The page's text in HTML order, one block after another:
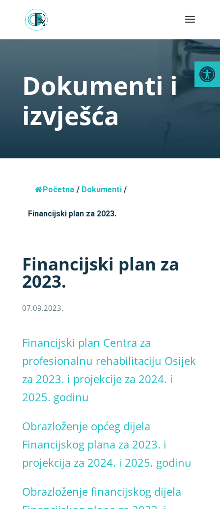
Dokumenti i
izvješća
Početna / Dokumenti /
Financijski plan za 2023.
Financijski plan za
2023.
07.09.2023.
Financijski plan Centra za
profesionalnu rehabilitaciju Osijek
za 2023. i projekcije za 2024. i
2025. godinu
Obrazloženje općeg dijela
Financijskog plana za 2023. i
projekcija za 2024. i 2025. godinu
Obrazloženje financijskog dijela